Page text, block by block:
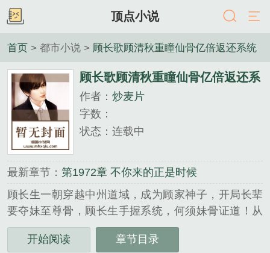
顶点小说
首页 > 都市小说 > 顾长歌顾清秋重瞳仙骨亿倍返还系统
顾长歌顾清秋重瞳仙骨亿倍返还系
统
作者： 炒麦片
字数：
状态：连载中
最新章节： 第1972章 不你来的正是时候
顾长生一朝穿越中州道域，成为顾家神子，开局长辈
要夺妹至尊骨，顾长生手握系统，何须妹骨证道！从
此，顾长生成为三千道域唯一的长生者！玄幻长生神
子，何须妹骨证道！...
开始阅读 章节目录